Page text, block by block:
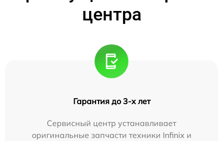
центра
Гарантия до 3-х лет
Сервисный центр устанавливает
оригинальные запчасти техники Infinix и